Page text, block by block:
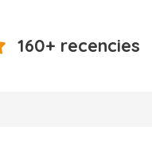
160+ recencies